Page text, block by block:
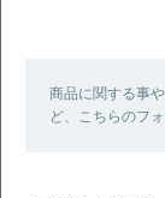
商品に関する事
ど、こちらのフ